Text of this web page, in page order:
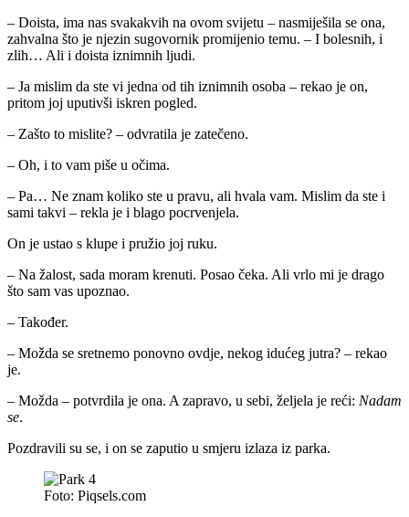
– Doista, ima nas svakakvih na ovom svijetu – nasmiješila se ona,
zahvalna što je njezin sugovornik promijenio temu. – I bolesnih, i
zlih… Ali i doista iznimnih ljudi.
– Ja mislim da ste vi jedna od tih iznimnih osoba – rekao je on,
pritom joj uputivši iskren pogled.
– Zašto to mislite? – odvratila je zatečeno.
– Oh, i to vam piše u očima.
– Pa… Ne znam koliko ste u pravu, ali hvala vam. Mislim da ste i
sami takvi – rekla je i blago pocrvenjela.
On je ustao s klupe i pružio joj ruku.
– Na žalost, sada moram krenuti. Posao čeka. Ali vrlo mi je drago
što sam vas upoznao.
– Također.
– Možda se sretnemo ponovno ovdje, nekog idućeg jutra? – rekao
je.
– Možda – potvrdila je ona. A zapravo, u sebi, željela je reći: Nadam
se.
Pozdravili su se, i on se zaputio u smjeru izlaza iz parka.
Foto: Piqsels.com